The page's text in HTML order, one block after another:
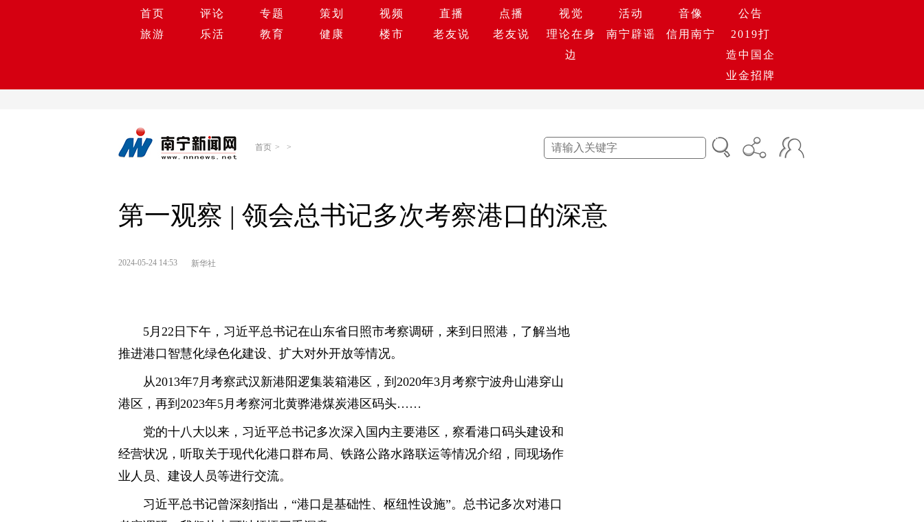
首页 评论 专题 策划 视频 直播 点播 视觉 活动 音像
公告
旅游
乐活 教育 健康 楼市 老友说 老友说
理论在身
边
南宁辟谣 信用南宁
2019打
造中国企
业金招牌
首页 > >
第一观察 | 领会总书记多次考察港口的深意
2024-05-24 14:53 新华社
5月22日下午，习近平总书记在山东省日照市考察调研，来到日照港，了解当地
推进港口智慧化绿色化建设、扩大对外开放等情况。
从2013年7月考察武汉新港阳逻集装箱港区，到2020年3月考察宁波舟山港穿山
港区，再到2023年5月考察河北黄骅港煤炭港区码头……
党的十八大以来，习近平总书记多次深入国内主要港区，察看港口码头建设和
经营状况，听取关于现代化港口群布局、铁路公路水路联运等情况介绍，同现场作
业人员、建设人员等进行交流。
习近平总书记曾深刻指出，“港口是基础性、枢纽性设施”。总书记多次对港口